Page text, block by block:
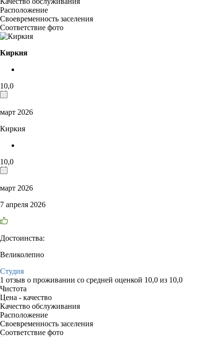
Расположение
Своевременность заселения
Соответствие фото
Киркия
10,0
март 2026
Киркия
10,0
март 2026
7 апреля 2026
Достоинства:
Великолепно
Студия
1 отзыв о проживании со средней оценкой 10,0 из 10,0
Чистота
Цена - качество
Качество обслуживания
Расположение
Своевременность заселения
Соответствие фото